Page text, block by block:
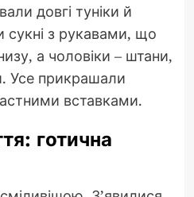
довгі туніки й
сукні з рукавами, що
а чоловіки – штани,
Усе прикрашали
вставками.
готична